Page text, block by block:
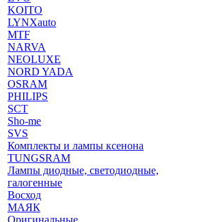
KOITO
LYNXauto
MTF
NARVA
NEOLUXE
NORD YADA
OSRAM
PHILIPS
SCT
Sho-me
SVS
Комплекты и лампы ксенона
TUNGSRAM
Лампы диодные, светодиодные,
галогенные
Восход
МАЯК
Оригинальные